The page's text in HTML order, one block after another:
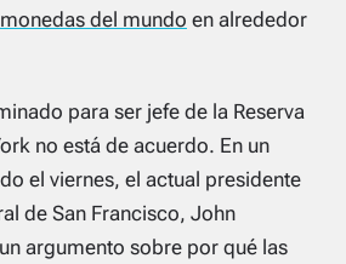
del mundo en alrededor
para ser jefe de la Reserva
no está de acuerdo. En un
el viernes, el actual presidente
de San Francisco, John
argumento sobre por qué las